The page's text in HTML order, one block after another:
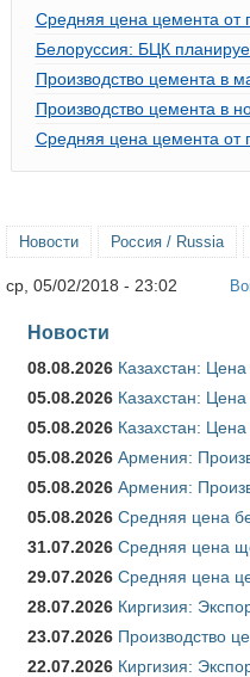
Средняя цена цемента от
Белоруссия: БЦК
Производство цемента в
Производство цемента в
Средняя цена цемента от
Новости Россия / Russia
ср, 05/02/2018 - 23:02
Новости
08.08.2026 Казахстан:
05.08.2026 Казахстан:
05.08.2026 Казахстан:
05.08.2026 Армения:
05.08.2026 Армения:
05.08.2026 Средняя цена
31.07.2026 Средняя цена
29.07.2026 Средняя цена
28.07.2026 Киргизия:
23.07.2026 Производство
22.07.2026 Киргизия: